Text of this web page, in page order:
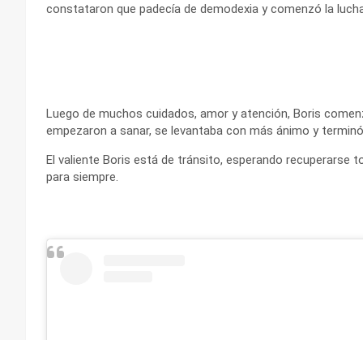
constataron que padecía de demodexia y comenzó la
Luego de muchos cuidados, amor y atención, Boris
empezaron a sanar, se levantaba con más ánimo y
El valiente Boris está de tránsito, esperando
para siempre.